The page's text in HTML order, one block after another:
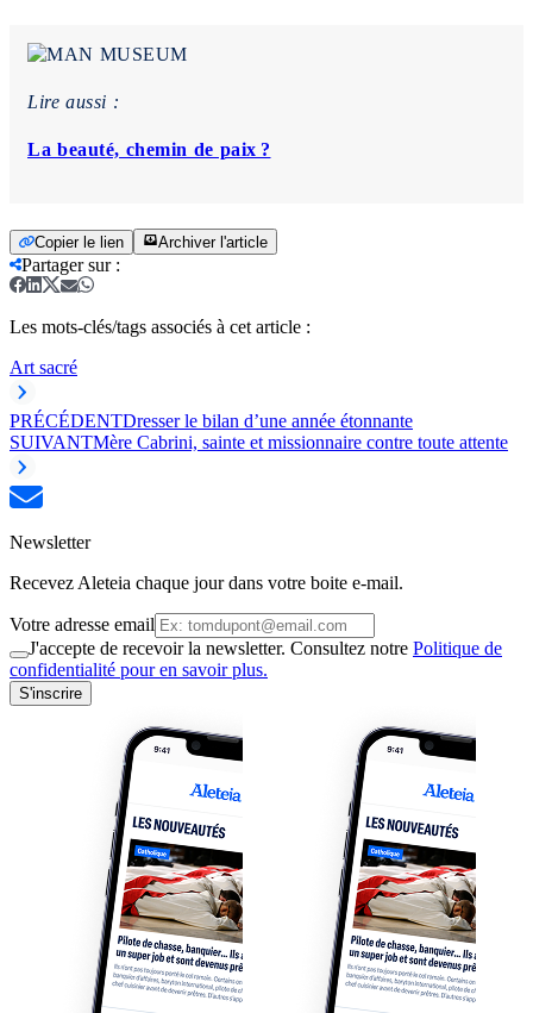
Lire aussi :
La beauté, chemin de paix ?
Copier le lien Archiver l'article
Partager sur:
Les mots-clés/tags associés à cet article :
Art sacré
PRÉCÉDENTDresser le bilan d’une année étonnante
SUIVANTMère Cabrini, sainte et missionnaire contre toute attente
Newsletter
Recevez Aleteia chaque jour dans votre boite e-mail.
Votre adresse email
J'accepte de recevoir la newsletter. Consultez notre Politique de
confidentialité pour en savoir plus.
S'inscrire